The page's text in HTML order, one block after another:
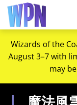
Wizards of the
August 3–7 with
may